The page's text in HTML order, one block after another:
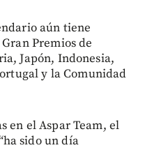
aún tiene
Premios de
Japón, Indonesia,
y la Comunidad
en el Aspar Team, el
sido un día